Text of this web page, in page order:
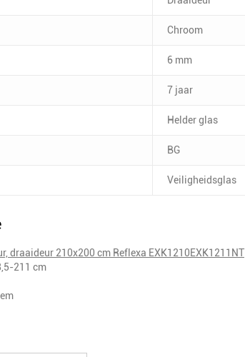
Chroom
6 mm
7 jaar
Helder glas
BG
Veiligheidsglas
draaideur 210x200 cm Reflexa EXK1210EXK1211NT
211 cm